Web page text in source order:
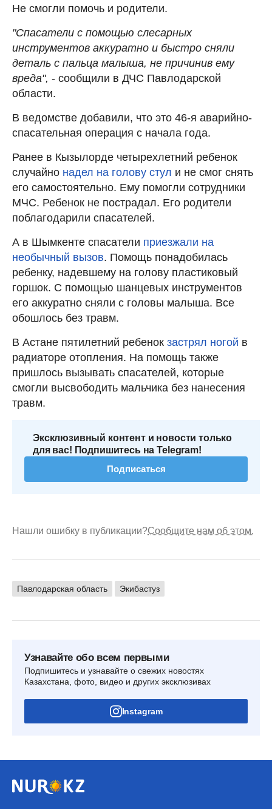
Не смогли помочь и родители.
"Спасатели с помощью слесарных
инструментов аккуратно и быстро сняли
деталь с пальца малыша, не причинив ему
вреда", - сообщили в ДЧС Павлодарской
области.
В ведомстве добавили, что это 46-я аварийно-
спасательная операция с начала года.
Ранее в Кызылорде четырехлетний ребенок
случайно надел на голову стул и не смог снять
его самостоятельно. Ему помогли сотрудники
МЧС. Ребенок не пострадал. Его родители
поблагодарили спасателей.
А в Шымкенте спасатели приезжали на
необычный вызов. Помощь понадобилась
ребенку, надевшему на голову пластиковый
горшок. С помощью шанцевых инструментов
его аккуратно сняли с головы малыша. Все
обошлось без травм.
В Астане пятилетний ребенок застрял ногой в
радиаторе отопления. На помощь также
пришлось вызывать спасателей, которые
смогли высвободить мальчика без нанесения
травм.
Эксклюзивный контент и новости только
для вас! Подпишитесь на Telegram!
Подписаться
Нашли ошибку в публикации?Сообщите нам об этом.
Павлодарская область Экибастуз
Узнавайте обо всем первыми
Подпишитесь и узнавайте о свежих новостях
Казахстана, фото, видео и других эксклюзивах
Instagram